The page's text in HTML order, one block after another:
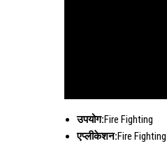
उपयोग:Fire Fighting
एप्लीकेशन:Fire Fighting